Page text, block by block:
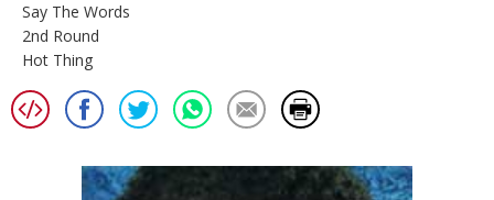
Say The Words
2nd Round
Hot Thing